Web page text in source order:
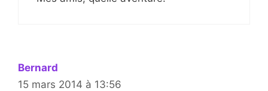
Bernard
15 mars 2014 à 13:56